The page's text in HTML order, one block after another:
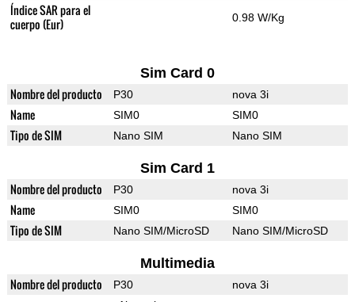
Índice SAR para el
cuerpo (Eur)
0.98 W/Kg
Sim Card 0
Nombre del producto P30 nova 3i
Name SIM0 SIM0
Tipo de SIM Nano SIM Nano SIM
Sim Card 1
Nombre del producto P30 nova 3i
Name SIM0 SIM0
Tipo de SIM Nano SIM/MicroSD Nano SIM/MicroSD
Multimedia
Nombre del producto P30
nova 3i